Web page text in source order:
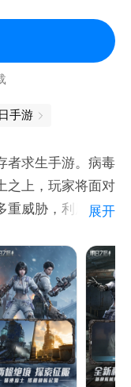
手游
者求生手游。病毒
之上，玩家将面对
重威胁，利用一切
共同书写属于你
而又充满希望的废
处——文明崩塌之
展开